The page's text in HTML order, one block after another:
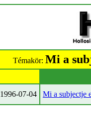
Témakör: Mi a
1996-07-04 Mi a subjectje